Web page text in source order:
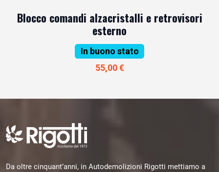
Blocco comandi alzacristalli e retrovisori
esterno
In buono stato
55,00 €
Da oltre cinquant’anni, in Autodemolizioni Rigotti mettiamo a